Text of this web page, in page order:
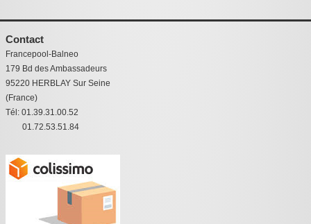
Contact
Francepool-Balneo
179 Bd des Ambassadeurs
95220 HERBLAY Sur Seine
(France)
Tél: 01.39.31.00.52
01.72.53.51.84